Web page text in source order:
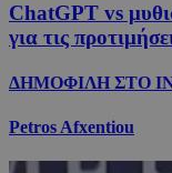
ChatGPT vs
για τις
ΔΗΜΟΦΙΛΗ ΣΤΟ
Petros Afxentiou